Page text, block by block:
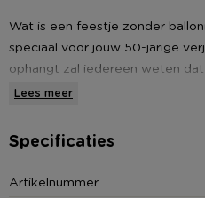
Wat is een feestje zonder
speciaal voor jouw 50-jarige
ophangt zal iedereen weten
bereikt. De ballonnen zijn
• Ballonnen Cheers to 50 Years
• Gemaakt van rubber
Lees meer
Specificaties
Artikelnummer